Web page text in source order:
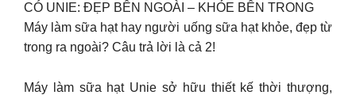
CÓ UNIE: ĐẸP BÊN NGOÀI – KHỎE BÊN TRONG
Máy làm sữa hạt hay người uống sữa hạt khỏe, đẹp từ
trong ra ngoài? Câu trả lời là cả 2!
Máy làm sữa hạt Unie sở hữu thiết kế thời thượng,